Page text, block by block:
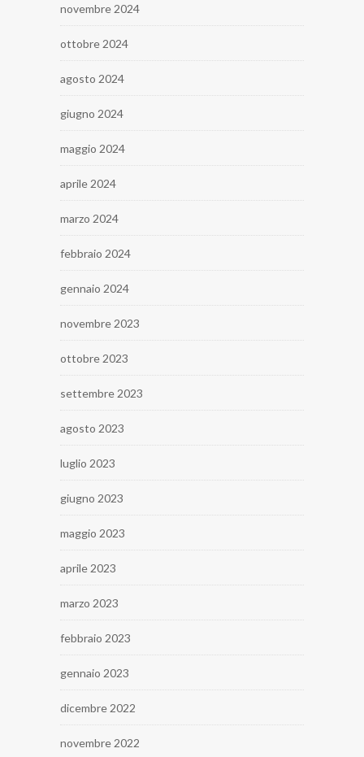
novembre 2024
ottobre 2024
agosto 2024
giugno 2024
maggio 2024
aprile 2024
marzo 2024
febbraio 2024
gennaio 2024
novembre 2023
ottobre 2023
settembre 2023
agosto 2023
luglio 2023
giugno 2023
maggio 2023
aprile 2023
marzo 2023
febbraio 2023
gennaio 2023
dicembre 2022
novembre 2022